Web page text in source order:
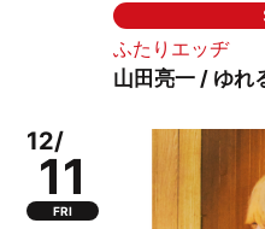
ふたりエッヂ
山田亮一 / ゆれ
12/
11
FRI